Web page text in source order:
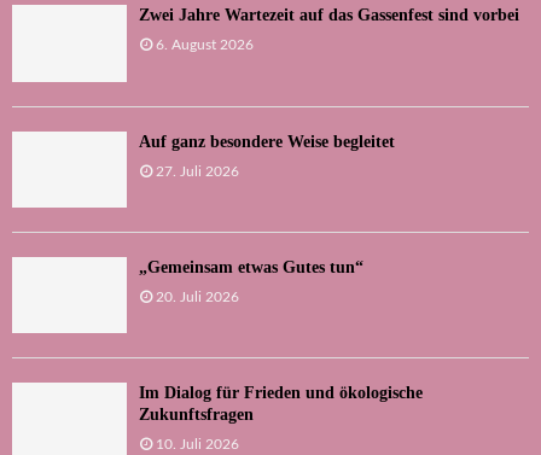
Zwei Jahre Wartezeit auf das Gassenfest sind vorbei
6. August 2026
Auf ganz besondere Weise begleitet
27. Juli 2026
„Gemeinsam etwas Gutes tun“
20. Juli 2026
Im Dialog für Frieden und ökologische
Zukunftsfragen
10. Juli 2026